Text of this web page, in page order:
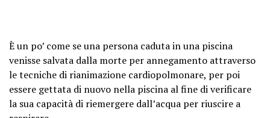
È un po’ come se una persona caduta in una piscina
venisse salvata dalla morte per annegamento attraverso
le tecniche di rianimazione cardiopolmonare, per poi
essere gettata di nuovo nella piscina al fine di verificare
la sua capacità di riemergere dall’acqua per riuscire a